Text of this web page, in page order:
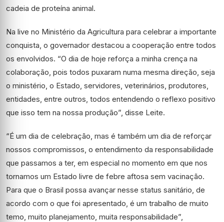
cadeia de proteína animal.
Na live no Ministério da Agricultura para celebrar a importante
conquista, o governador destacou a cooperação entre todos
os envolvidos. “O dia de hoje reforça a minha crença na
colaboração, pois todos puxaram numa mesma direção, seja
o ministério, o Estado, servidores, veterinários, produtores,
entidades, entre outros, todos entendendo o reflexo positivo
que isso tem na nossa produção”, disse Leite.
“É um dia de celebração, mas é também um dia de reforçar
nossos compromissos, o entendimento da responsabilidade
que passamos a ter, em especial no momento em que nos
tornamos um Estado livre de febre aftosa sem vacinação.
Para que o Brasil possa avançar nesse status sanitário, de
acordo com o que foi apresentado, é um trabalho de muito
temo, muito planejamento, muita responsabilidade”,